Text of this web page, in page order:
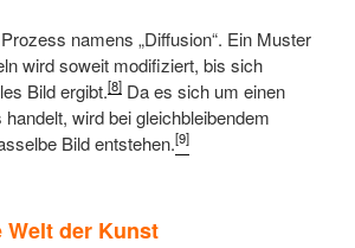
namens „Diffusion“. Ein Muster
wird soweit modifiziert, bis sich
Bild ergibt.[8] Da es sich um einen
wird bei gleichbleibendem
Bild entstehen.[9]
Welt der Kunst